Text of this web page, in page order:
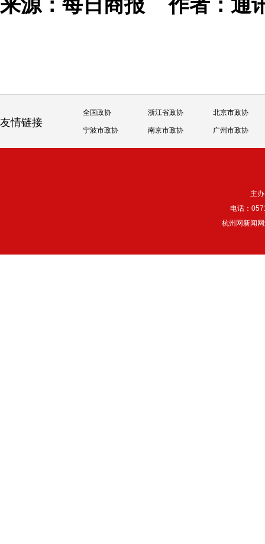
友情链接
全国政协 浙江省政协 北京市政协
宁波市政协 南京市政协 广州市政协
主
电话：
杭州网新闻